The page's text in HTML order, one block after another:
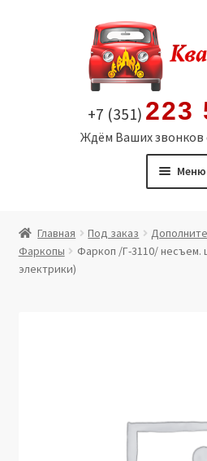
содержимому
+7 (351) 223
Ждём Ваших звонков
Меню
Витрина
Главная Под заказ
Фаркопы
Фаркоп /Г-3110/
электрики)